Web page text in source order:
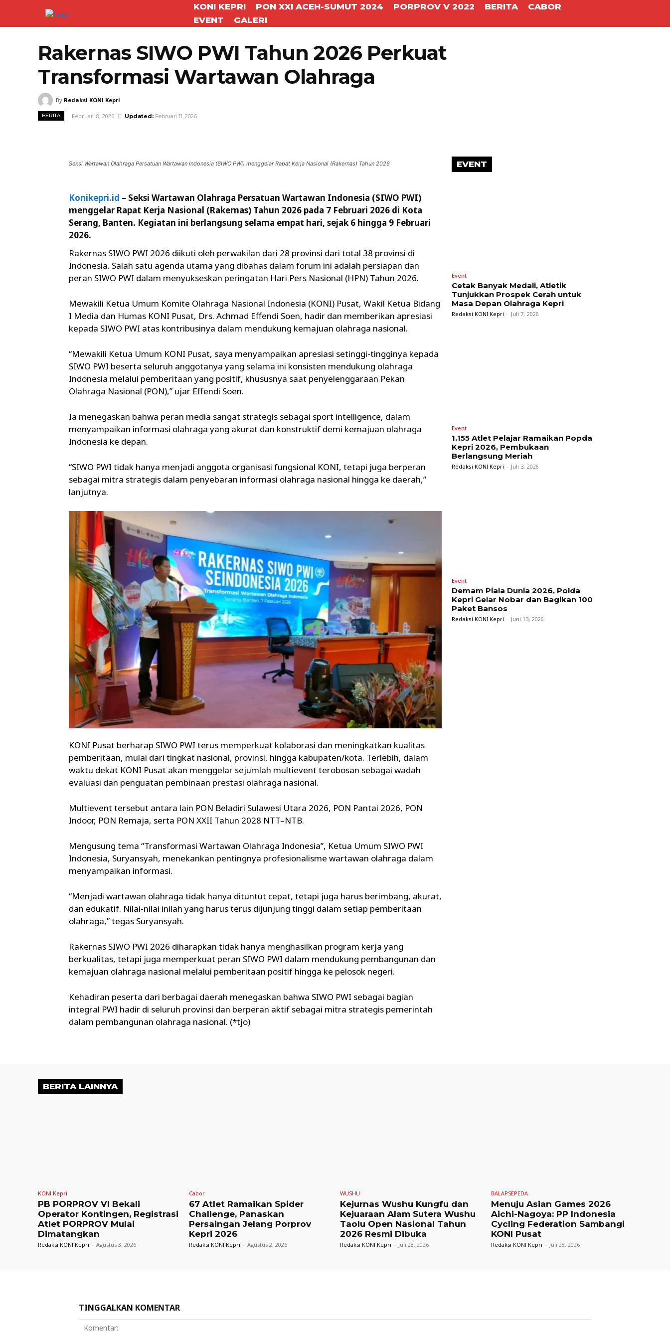
KONI KEPRI PON XXI ACEH-SUMUT 2024 PORPROV V 2022 BERITA
CABOR
EVENT
GALERI
Rakernas SIWO PWI Tahun 2026 Perkuat
Transformasi Wartawan Olahraga
By Redaksi KONI Kepri
BERITA Februari 8, 2026 Updated: Februari 11, 2026
Seksi Wartawan Olahraga Persatuan Wartawan Indonesia (SIWO PWI) menggelar Rapat Kerja Nasional (Rakernas) Tahun 2026
Konikepri.id – Seksi Wartawan Olahraga Persatuan Wartawan Indonesia (SIWO PWI)
menggelar Rapat Kerja Nasional (Rakernas) Tahun 2026 pada 7 Februari 2026 di Kota
Serang, Banten. Kegiatan ini berlangsung selama empat hari, sejak 6 hingga 9 Februari
2026.
Rakernas SIWO PWI 2026 diikuti oleh perwakilan dari 28 provinsi dari total 38 provinsi di
Indonesia. Salah satu agenda utama yang dibahas dalam forum ini adalah persiapan dan
peran SIWO PWI dalam menyukseskan peringatan Hari Pers Nasional (HPN) Tahun 2026.
Mewakili Ketua Umum Komite Olahraga Nasional Indonesia (KONI) Pusat, Wakil Ketua Bidang
I Media dan Humas KONI Pusat, Drs. Achmad Effendi Soen, hadir dan memberikan apresiasi
kepada SIWO PWI atas kontribusinya dalam mendukung kemajuan olahraga nasional.
“Mewakili Ketua Umum KONI Pusat, saya menyampaikan apresiasi setinggi-tingginya kepada
SIWO PWI beserta seluruh anggotanya yang selama ini konsisten mendukung olahraga
Indonesia melalui pemberitaan yang positif, khususnya saat penyelenggaraan Pekan
Olahraga Nasional (PON),” ujar Effendi Soen.
Ia menegaskan bahwa peran media sangat strategis sebagai sport intelligence, dalam
menyampaikan informasi olahraga yang akurat dan konstruktif demi kemajuan olahraga
Indonesia ke depan.
“SIWO PWI tidak hanya menjadi anggota organisasi fungsional KONI, tetapi juga berperan
sebagai mitra strategis dalam penyebaran informasi olahraga nasional hingga ke daerah,”
lanjutnya.
KONI Pusat berharap SIWO PWI terus memperkuat kolaborasi dan meningkatkan kualitas
pemberitaan, mulai dari tingkat nasional, provinsi, hingga kabupaten/kota. Terlebih, dalam
waktu dekat KONI Pusat akan menggelar sejumlah multievent terobosan sebagai wadah
evaluasi dan penguatan pembinaan prestasi olahraga nasional.
Multievent tersebut antara lain PON Beladiri Sulawesi Utara 2026, PON Pantai 2026, PON
Indoor, PON Remaja, serta PON XXII Tahun 2028 NTT–NTB.
Mengusung tema “Transformasi Wartawan Olahraga Indonesia”, Ketua Umum SIWO PWI
Indonesia, Suryansyah, menekankan pentingnya profesionalisme wartawan olahraga dalam
menyampaikan informasi.
“Menjadi wartawan olahraga tidak hanya dituntut cepat, tetapi juga harus berimbang, akurat,
dan edukatif. Nilai-nilai inilah yang harus terus dijunjung tinggi dalam setiap pemberitaan
olahraga,” tegas Suryansyah.
Rakernas SIWO PWI 2026 diharapkan tidak hanya menghasilkan program kerja yang
berkualitas, tetapi juga memperkuat peran SIWO PWI dalam mendukung pembangunan dan
kemajuan olahraga nasional melalui pemberitaan positif hingga ke pelosok negeri.
Kehadiran peserta dari berbagai daerah menegaskan bahwa SIWO PWI sebagai bagian
integral PWI hadir di seluruh provinsi dan berperan aktif sebagai mitra strategis pemerintah
dalam pembangunan olahraga nasional. (*tjo)
EVENT
Event
Cetak Banyak Medali, Atletik
Tunjukkan Prospek Cerah untuk
Masa Depan Olahraga Kepri
Redaksi KONI Kepri - Juli 7, 2026
Event
1.155 Atlet Pelajar Ramaikan Popda
Kepri 2026, Pembukaan
Berlangsung Meriah
Redaksi KONI Kepri - Juli 3, 2026
Event
Demam Piala Dunia 2026, Polda
Kepri Gelar Nobar dan Bagikan 100
Paket Bansos
Redaksi KONI Kepri - Juni 13, 2026
BERITA LAINNYA
KONI Kepri
PB PORPROV VI Bekali
Operator Kontingen, Registrasi
Atlet PORPROV Mulai
Dimatangkan
Redaksi KONI Kepri - Agustus 3, 2026
Cabor
67 Atlet Ramaikan Spider
Challenge, Panaskan
Persaingan Jelang Porprov
Kepri 2026
Redaksi KONI Kepri - Agustus 2, 2026
WUSHU
Kejurnas Wushu Kungfu dan
Kejuaraan Alam Sutera Wushu
Taolu Open Nasional Tahun
2026 Resmi Dibuka
Redaksi KONI Kepri - Juli 28, 2026
BALAPSEPEDA
Menuju Asian Games 2026
Aichi-Nagoya: PP Indonesia
Cycling Federation Sambangi
KONI Pusat
Redaksi KONI Kepri - Juli 28, 2026
TINGGALKAN KOMENTAR